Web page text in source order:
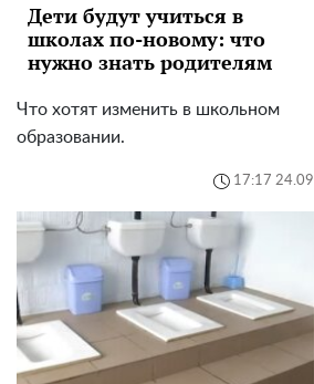
Дети будут учиться в
школах по-новому: что
нужно знать родителям
Что хотят изменить в школьном
образовании.
17:17 24.09